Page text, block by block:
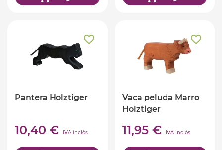
Pantera Holztiger
10,40 € IVA inclòs
Vaca peluda Marro
Holztiger
11,95 € IVA inclòs